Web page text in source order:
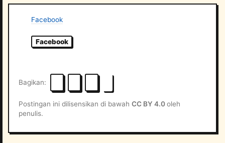
Facebook
Facebook
Postingan ini dilisensikan di bawahCC BY 4.0oleh
penulis.
Bagikan